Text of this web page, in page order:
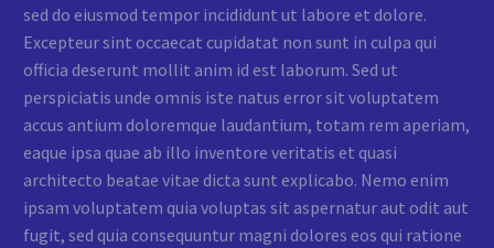
sed do eiusmod tempor incididunt ut labore et dolore.
Excepteur sint occaecat cupidatat non sunt in culpa qui
officia deserunt mollit anim id est laborum. Sed ut
perspiciatis unde omnis iste natus error sit voluptatem
accus antium doloremque laudantium, totam rem aperiam,
eaque ipsa quae ab illo inventore veritatis et quasi
architecto beatae vitae dicta sunt explicabo. Nemo enim
ipsam voluptatem quia voluptas sit aspernatur aut odit aut
fugit, sed quia consequuntur magni dolores eos qui ratione